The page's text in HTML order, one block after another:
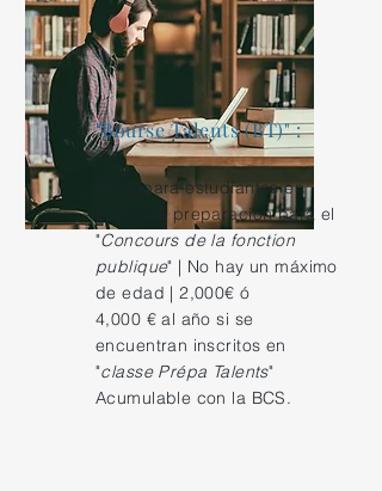
"Bourse Talents (BT)" :
Beca para estudiantes en
curso de preparación para el
"Concours de la fonction
publique" | No hay un máximo
de edad | 2,000€ ó
4,000 € al año si se
encuentran inscritos en
"classe Prépa Talents"
Acumulable con la BCS.